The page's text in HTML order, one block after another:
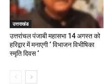
उत्तराखंड
उत्तरांचल पंजाबी महासभा 14 अगस्त को
हरिद्वार में मनाएगी ‘ विभाजन विभीषिका
स्मृति दिवस ‘